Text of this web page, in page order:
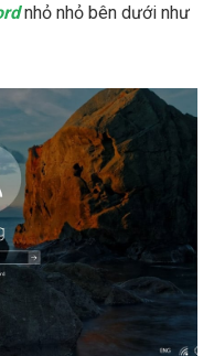
nhỏ nhỏ bên dưới như